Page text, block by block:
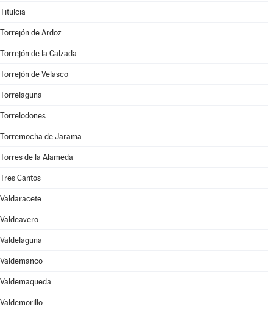
Titulcia
Torrejón de Ardoz
Torrejón de la Calzada
Torrejón de Velasco
Torrelaguna
Torrelodones
Torremocha de Jarama
Torres de la Alameda
Tres Cantos
Valdaracete
Valdeavero
Valdelaguna
Valdemanco
Valdemaqueda
Valdemorillo